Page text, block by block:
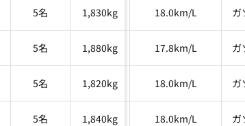
5名 1,830kg 18.0km/L ガ
5名 1,880kg 17.8km/L ガ
5名 1,820kg 18.0km/L ガ
5名 1,840kg 18.0km/L ガ